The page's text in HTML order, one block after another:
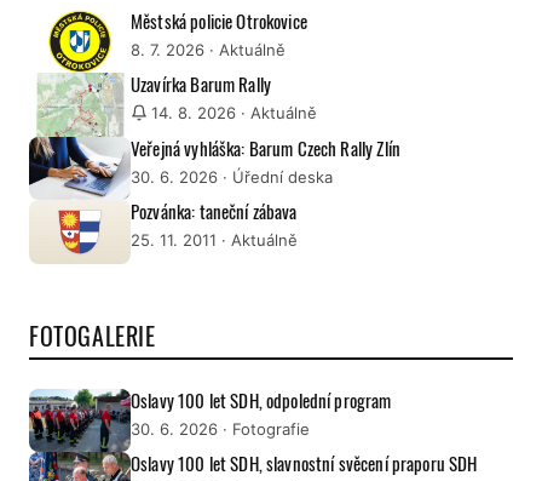
Městská policie Otrokovice
8. 7. 2026 · Aktuálně
Uzavírka Barum Rally
14. 8. 2026 · Aktuálně
Veřejná vyhláška: Barum Czech Rally Zlín
30. 6. 2026 · Úřední deska
Pozvánka: taneční zábava
25. 11. 2011 · Aktuálně
FOTOGALERIE
Oslavy 100 let SDH, odpolední program
30. 6. 2026 · Fotografie
Oslavy 100 let SDH, slavnostní svěcení praporu SDH